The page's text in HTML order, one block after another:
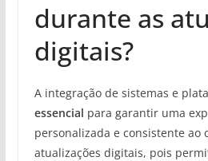
durante as
digitais?
A integração de sistemas e
essencial para garantir uma
personalizada e consistente ao
atualizações digitais, pois